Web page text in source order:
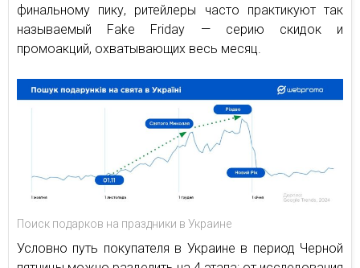
финальному пику, ритейлеры часто практикуют так
называемый Fake Friday — серию скидок и
промоакций, охватывающих весь месяц.
Поиск подарков на праздники в Украине
Условно путь покупателя в Украине в период Черной